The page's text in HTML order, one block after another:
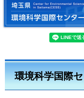
埼玉県 環境科学国際セン
環境科学国際